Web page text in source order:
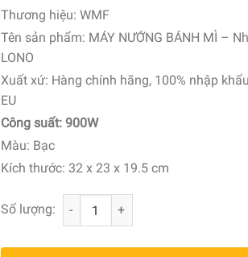
Thương hiệu: WMF
Tên sản phẩm: MÁY NƯỚNG BÁNH MÌ –
LONO
Xuất xứ: Hàng chính hãng, 100% nhập
EU
Công suất: 900W
Màu: Bạc
Kích thước: 32 x 23 x 19.5 cm
Số lượng: Máy Nướng Bánh Mì Wmf Lono